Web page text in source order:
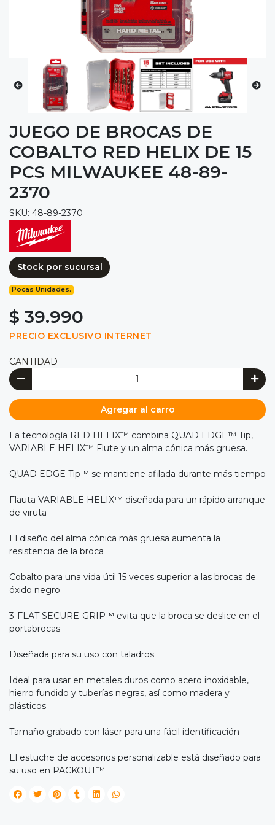
JUEGO DE BROCAS DE
COBALTO RED HELIX DE 15
PCS MILWAUKEE 48-89-
2370
SKU: 48-89-2370
Stock por sucursal
Pocas Unidades.
$ 39.990
PRECIO EXCLUSIVO INTERNET
CANTIDAD
Agregar al carro
La tecnología RED HELIX™ combina QUAD EDGE™ Tip,
VARIABLE HELIX™ Flute y un alma cónica más gruesa.
QUAD EDGE Tip™ se mantiene afilada durante más tiempo
Flauta VARIABLE HELIX™ diseñada para un rápido arranque
de viruta
El diseño del alma cónica más gruesa aumenta la
resistencia de la broca
Cobalto para una vida útil 15 veces superior a las brocas de
óxido negro
3-FLAT SECURE-GRIP™ evita que la broca se deslice en el
portabrocas
Diseñada para su uso con taladros
Ideal para usar en metales duros como acero inoxidable,
hierro fundido y tuberías negras, así como madera y
plásticos
Tamaño grabado con láser para una fácil identificación
El estuche de accesorios personalizable está diseñado para
su uso en PACKOUT™